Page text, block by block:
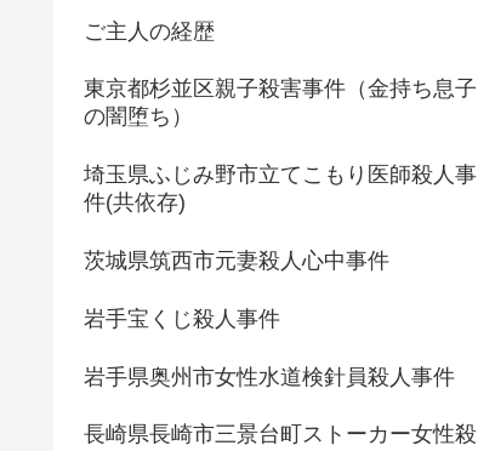
ご主人の経歴
東京都杉並区親子殺害事件（金持ち息子
の闇堕ち）
埼玉県ふじみ野市立てこもり医師殺人事
件(共依存)
茨城県筑西市元妻殺人心中事件
岩手宝くじ殺人事件
岩手県奥州市女性水道検針員殺人事件
長崎県長崎市三景台町ストーカー女性殺